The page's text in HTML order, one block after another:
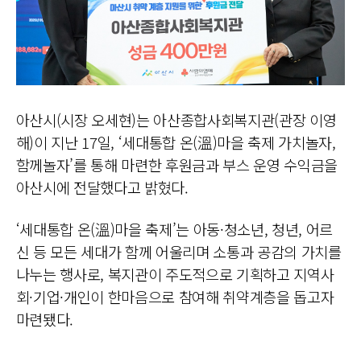
아산시(시장 오세현)는 아산종합사회복지관(관장 이영
해)이 지난 17일, ‘세대통합 온(溫)마을 축제 가치놀자,
함께놀자’를 통해 마련한 후원금과 부스 운영 수익금을
아산시에 전달했다고 밝혔다.
‘세대통합 온(溫)마을 축제’는 아동·청소년, 청년, 어르
신 등 모든 세대가 함께 어울리며 소통과 공감의 가치를
나누는 행사로, 복지관이 주도적으로 기획하고 지역사
회·기업·개인이 한마음으로 참여해 취약계층을 돕고자
마련됐다.